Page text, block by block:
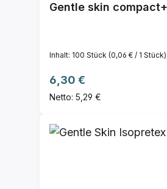
Gentle skin
Inhalt: 100 Stück (0,06 € / 1 Stück)
Regulärer Preis:
6,30 €
Netto: 5,29 €